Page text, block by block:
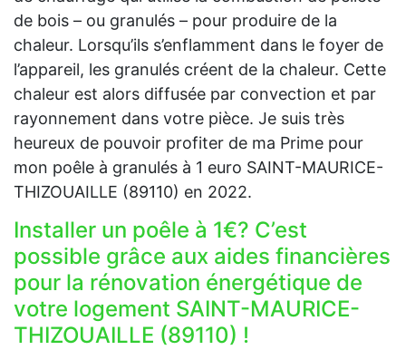
de bois – ou granulés – pour produire de la
chaleur. Lorsqu’ils s’enflamment dans le foyer de
l’appareil, les granulés créent de la chaleur. Cette
chaleur est alors diffusée par convection et par
rayonnement dans votre pièce. Je suis très
heureux de pouvoir profiter de ma Prime pour
mon poêle à granulés à 1 euro SAINT-MAURICE-
THIZOUAILLE (89110) en 2022.
Installer un poêle à 1€? C’est
possible grâce aux aides financières
pour la rénovation énergétique de
votre logement SAINT-MAURICE-
THIZOUAILLE (89110) !